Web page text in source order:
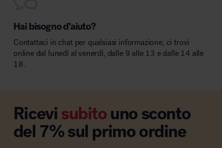
Hai bisogno d’aiuto?
Contattaci in chat per qualsiasi informazione, ci trovi
online dal lunedì al venerdì, dalle 9 alle 13 e dalle 14 alle
18.
Ricevisubitouno sconto
del 7% sul primo ordine